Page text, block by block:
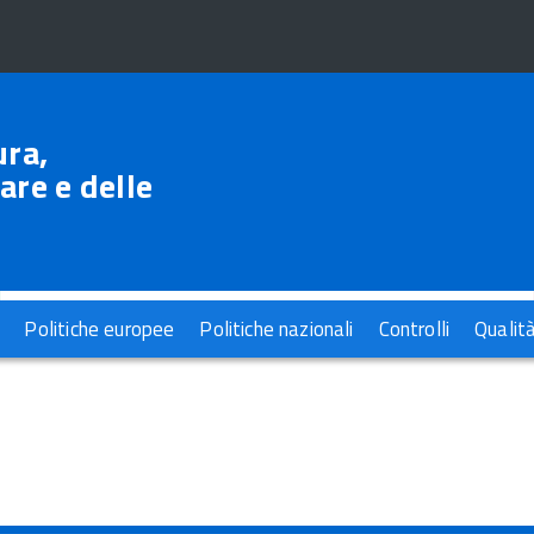
e delle
Politiche europee Politiche nazionali Controlli